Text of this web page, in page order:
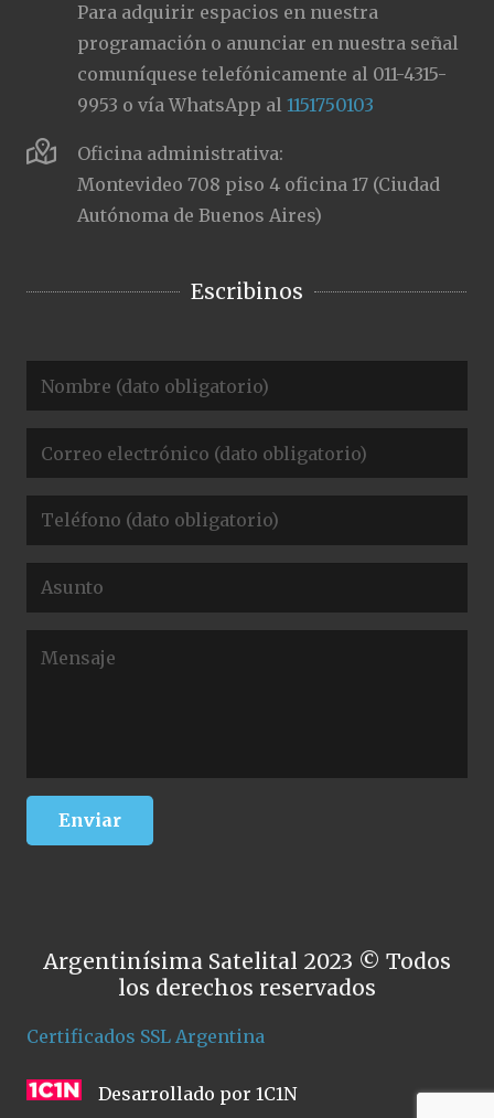
Para adquirir espacios en nuestra
programación o anunciar en nuestra señal
comuníquese telefónicamente al 011-4315-
9953 o vía WhatsApp al1151750103
Oficina administrativa:
Montevideo 708 piso 4 oficina 17 (Ciudad
Autónoma de Buenos Aires)
Escribinos
Argentinísima Satelital 2023 © Todos
los derechos reservados
Certificados SSL Argentina
Desarrollado por 1C1N